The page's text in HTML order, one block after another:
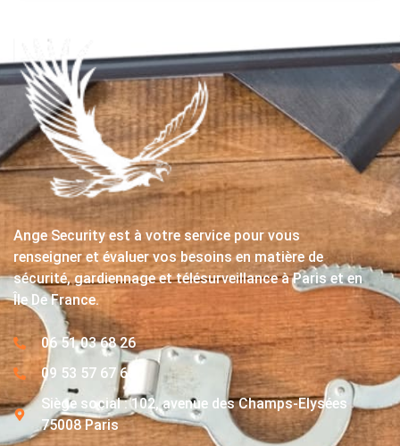
Ange Security est à votre service pour vous
renseigner et évaluer vos besoins en matière de
sécurité, gardiennage et télésurveillance à Paris et en
Île De France.
06 51 03 68 26
09 53 57 67 63
Siège social : 102, avenue des Champs-Elysées
75008 Paris